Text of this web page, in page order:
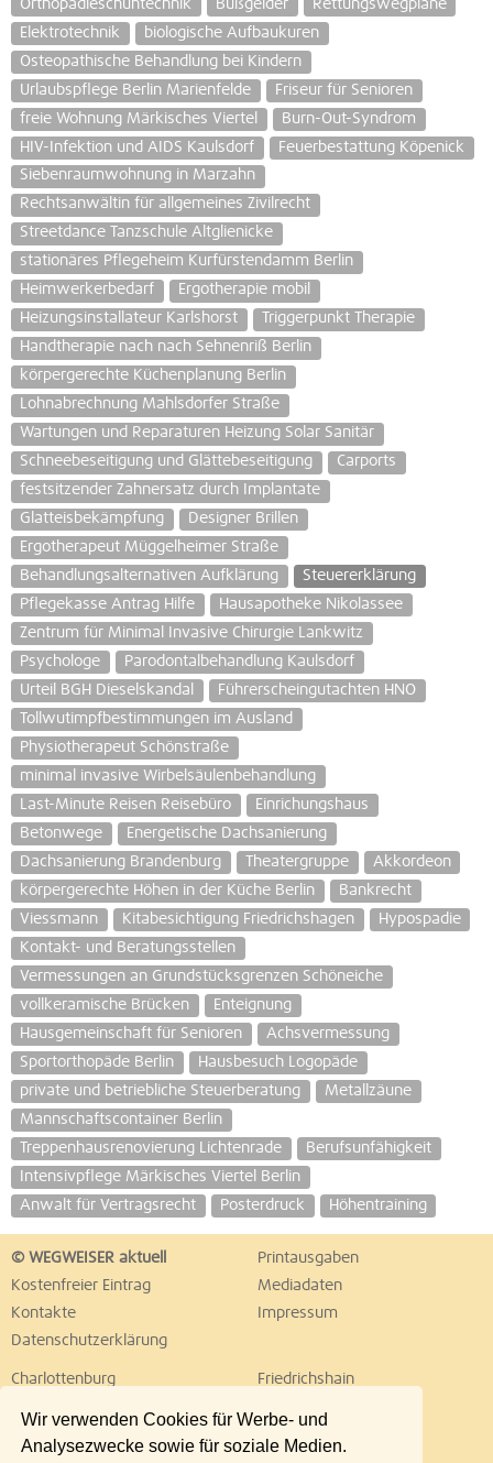
Wir verwenden Cookies für Werbe- und
Analysezwecke sowie für soziale Medien.
Orthopädieschuhtechnik
Bußgelder
Rettungswegpläne
Elektrotechnik
biologische Aufbaukuren
Osteopathische Behandlung bei Kindern
Urlaubspflege Berlin Marienfelde
Friseur für Senioren
freie Wohnung Märkisches Viertel
Burn-Out-Syndrom
HIV-Infektion und AIDS Kaulsdorf
Feuerbestattung Köpenick
Siebenraumwohnung in Marzahn
Rechtsanwältin für allgemeines Zivilrecht
Streetdance Tanzschule Altglienicke
stationäres Pflegeheim Kurfürstendamm Berlin
Heimwerkerbedarf
Ergotherapie mobil
Heizungsinstallateur Karlshorst
Triggerpunkt Therapie
Handtherapie nach nach Sehnenriß Berlin
körpergerechte Küchenplanung Berlin
Lohnabrechnung Mahlsdorfer Straße
Wartungen und Reparaturen Heizung Solar Sanitär
Schneebeseitigung und Glättebeseitigung
Carports
festsitzender Zahnersatz durch Implantate
Glatteisbekämpfung
Designer Brillen
Ergotherapeut Müggelheimer Straße
Behandlungsalternativen Aufklärung
Steuererklärung
Pflegekasse Antrag Hilfe
Hausapotheke Nikolassee
Zentrum für Minimal Invasive Chirurgie Lankwitz
Psychologe
Parodontalbehandlung Kaulsdorf
Urteil BGH Dieselskandal
Führerscheingutachten HNO
Tollwutimpfbestimmungen im Ausland
Physiotherapeut Schönstraße
minimal invasive Wirbelsäulenbehandlung
Last-Minute Reisen Reisebüro
Einrichungshaus
Betonwege
Energetische Dachsanierung
Dachsanierung Brandenburg
Theatergruppe
Akkordeon
körpergerechte Höhen in der Küche Berlin
Bankrecht
Viessmann
Kitabesichtigung Friedrichshagen
Hypospadie
Kontakt- und Beratungsstellen
Vermessungen an Grundstücksgrenzen Schöneiche
vollkeramische Brücken
Enteignung
Hausgemeinschaft für Senioren
Achsvermessung
Sportorthopäde Berlin
Hausbesuch Logopäde
private und betriebliche Steuerberatung
Metallzäune
Mannschaftscontainer Berlin
Treppenhausrenovierung Lichtenrade
Berufsunfähigkeit
Intensivpflege Märkisches Viertel Berlin
Anwalt für Vertragsrecht
Posterdruck Höhentraining
© WEGWEISER aktuell
Printausgaben
Kostenfreier Eintrag
Mediadaten
Kontakte
Impressum
Datenschutzerklärung
Charlottenburg
Friedrichshain